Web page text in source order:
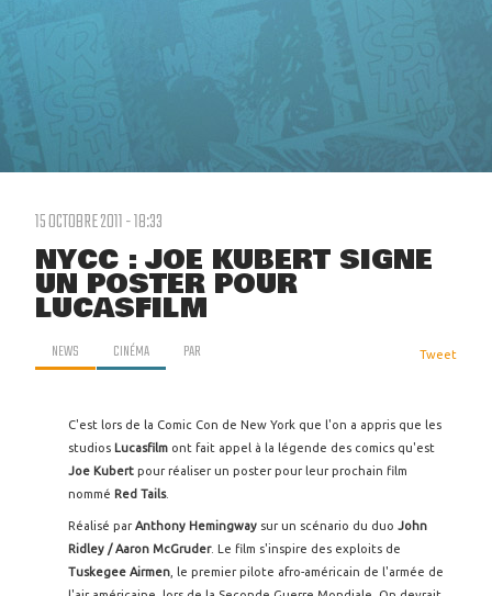
15 OCTOBRE 2011 - 18:33
NYCC : JOE KUBERT SIGNE
UN POSTER POUR
LUCASFILM
NEWS CINÉMA PAR Tweet
C'est lors de la Comic Con de New York que l'on a appris que les
studios Lucasfilm ont fait appel à la légende des comics qu'est
Joe Kubert pour réaliser un poster pour leur prochain film
nommé Red Tails.
Réalisé parAnthony Hemingway sur un scénario du duo John
Ridley / Aaron McGruder. Le film s'inspire des exploits de
Tuskegee Airmen , le premier pilote afro-américain de l'armée de